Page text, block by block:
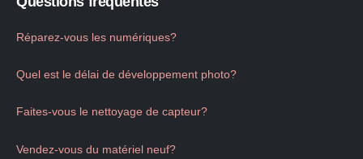
Réparez-vous les numériques?
Quel est le délai de développement photo?
Faites-vous le nettoyage de capteur?
Vendez-vous du matériel neuf?